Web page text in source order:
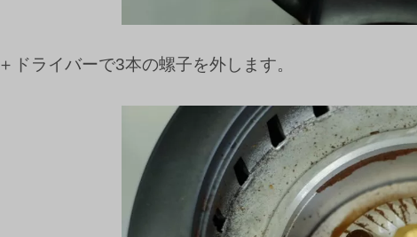
＋ドライバーで3本の螺子を外します。